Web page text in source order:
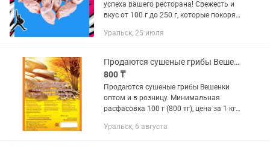
успеха вашего ресторана! Свежесть и
вкус от 100 г до 250 г, которые покорят
Перепелиное мясо – деликатес,
Уральск, 25 июля
Продаются сушеные грибы Вешенки
800 ₸
Продаются сушеные грибы Вешенки
оптом и в розницу. Минимальная
расфасовка 100 г (800 тг), цена за 1 кг -
Грибов 20000 тг за 1 кг. Телефон: ,
Уральск, 6 августа